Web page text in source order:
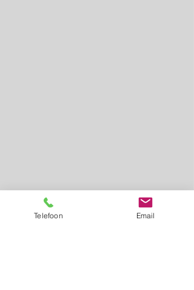
Telefoon Email